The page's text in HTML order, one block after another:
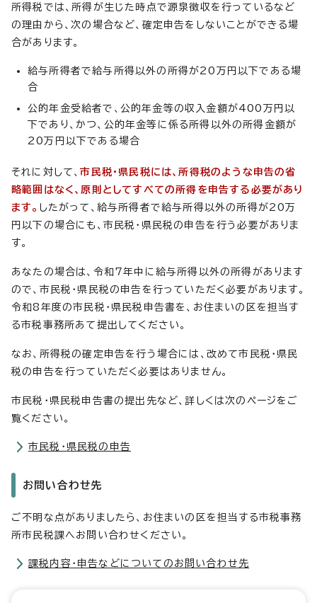
所得税では、所得が生じた時点で源泉徴収を行っているなど
の理由から、次の場合など、確定申告をしないことができる場
合があります。
給与所得者で給与所得以外の所得が20万円以下である場
合
公的年金受給者で、公的年金等の収入金額が400万円以
下であり、かつ、公的年金等に係る所得以外の所得金額が
20万円以下である場合
それに対して、市民税・県民税には、所得税のような申告の省
略範囲はなく、原則としてすべての所得を申告する必要があり
ます。 したがって、給与所得者で給与所得以外の所得が20万
円以下の場合にも、市民税・県民税の申告を行う必要がありま
す。
あなたの場合は、令和7年中に給与所得以外の所得があります
ので、市民税・県民税の申告を行っていただく必要があります。
令和8年度の市民税・県民税申告書を、お住まいの区を担当す
る市税事務所あて提出してください。
なお、所得税の確定申告を行う場合には、改めて市民税・県民
税の申告を行っていただく必要はありません。
市民税・県民税申告書の提出先など、詳しくは次のページをご
覧ください。
市民税・県民税の申告
お問い合わせ先
ご不明な点がありましたら、お住まいの区を担当する市税事務
所市民税課へお問い合わせください。
課税内容・申告などについてのお問い合わせ先